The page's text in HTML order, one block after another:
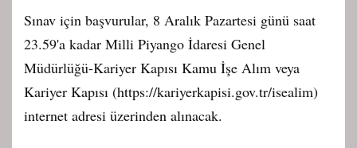
Sınav için başvurular, 8 Aralık Pazartesi günü saat
23.59'a kadar Milli Piyango İdaresi Genel
Müdürlüğü-Kariyer Kapısı Kamu İşe Alım veya
Kariyer Kapısı (https://kariyerkapisi.gov.tr/isealim)
internet adresi üzerinden alınacak.